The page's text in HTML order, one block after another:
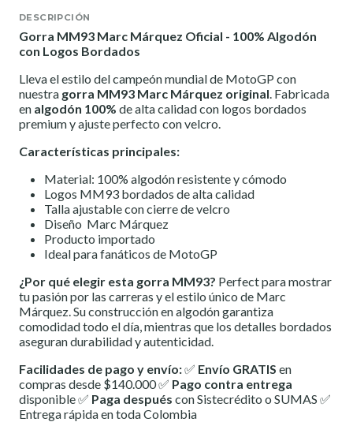
DESCRIPCIÓN
Gorra MM93 Marc Márquez Oficial - 100% Algodón
con Logos Bordados
Lleva el estilo del campeón mundial de MotoGP con
nuestra gorra MM93 Marc Márquez original. Fabricada
en algodón 100% de alta calidad con logos bordados
premium y ajuste perfecto con velcro.
Características principales:
Material: 100% algodón resistente y cómodo
Logos MM93 bordados de alta calidad
Talla ajustable con cierre de velcro
Diseño Marc Márquez
Producto importado
Ideal para fanáticos de MotoGP
¿Por qué elegir esta gorra MM93? Perfect para mostrar
tu pasión por las carreras y el estilo único de Marc
Márquez. Su construcción en algodón garantiza
comodidad todo el día, mientras que los detalles bordados
aseguran durabilidad y autenticidad.
Facilidades de pago y envío:✅ Envío GRATIS en
compras desde $140.000 ✅ Pago contra entrega
disponible ✅ Paga después con Sistecrédito o SUMAS ✅
Entrega rápida en toda Colombia